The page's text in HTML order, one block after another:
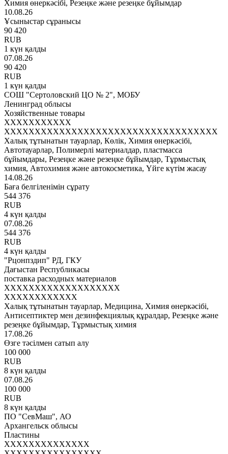
Химия өнеркәсібі, Резеңке және резеңке бұйымдар
10.08.26
Ұсыныстар сұранысы
90 420
RUB
1 күн қалды
07.08.26
90 420
RUB
1 күн қалды
СОШ "Сертоловский ЦО № 2", МОБУ
Ленинград облысы
Хозяйственные товары
XXXXXXXXXXX
XXXXXXXXXXXXXXXXXXXXXXXXXXXXXXXXXXX
Халық тұтынатын тауарлар, Көлік, Химия өнеркәсібі,
Автотауарлар, Полимерлі материалдар, пластмасса
бұйымдары, Резеңке және резеңке бұйымдар, Тұрмыстық
химия, Автохимия және автокосметика, Үйге күтім жасау
14.08.26
Баға белгіленімін сұрату
544 376
RUB
4 күн қалды
07.08.26
544 376
RUB
4 күн қалды
"Рцонпздип" РД, ГКУ
Дағыстан Республикасы
поставка расходных материалов
XXXXXXXXXXXXXXXXXXX
XXXXXXXXXXXX
Халық тұтынатын тауарлар, Медицина, Химия өнеркәсібі,
Антисептиктер мен дезинфекциялық құралдар, Резеңке және
резеңке бұйымдар, Тұрмыстық химия
17.08.26
Өзге тәсілмен сатып алу
100 000
RUB
8 күн қалды
07.08.26
100 000
RUB
8 күн қалды
ПО "СевМаш", АО
Архангельск облысы
Пластины
XXXXXXXXXXXXXX